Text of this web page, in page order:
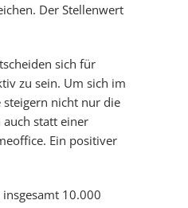
Der Stellenwert
sich für
zu sein. Um sich im
steigern nicht nur die
statt einer
Ein positiver
10.000